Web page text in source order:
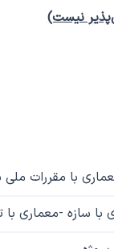
نیست)
با مقررات
سازه -معماری